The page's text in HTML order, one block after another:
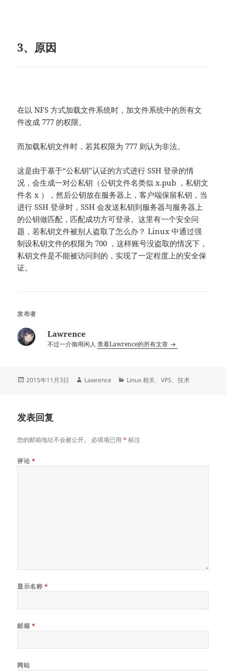
3、原因
在以 NFS 方式加载文件系统时，加文件系统中的所有文
件改成 777 的权限。
而加载私钥文件时，若其权限为 777 则认为非法。
这是由于基于“公私钥”认证的方式进行 SSH 登录的情
况，会生成一对公私钥（公钥文件名类似 x.pub ，私钥文
件名 x ），然后公钥放在服务器上，客户端保留私钥，当
进行 SSH 登录时，SSH 会发送私钥到服务器与服务器上
的公钥做匹配，匹配成功方可登录。这里有一个安全问
题，若私钥文件被别人盗取了怎么办？ Linux 中通过强
制设私钥文件的权限为 700 ，这样账号没盗取的情况下，
私钥文件是不能被访问到的，实现了一定程度上的安全保
证。
发布者
Lawrence
不过一介御用闲人查看Lawrence的所有文章
发
2015年11月3日
作
Lawrence
分
Linux 相关、VPS、技术
发表回复
您的邮箱地址不会被公开。 必填项已用* 标注
评论 *
显示名称 *
邮箱 *
网站